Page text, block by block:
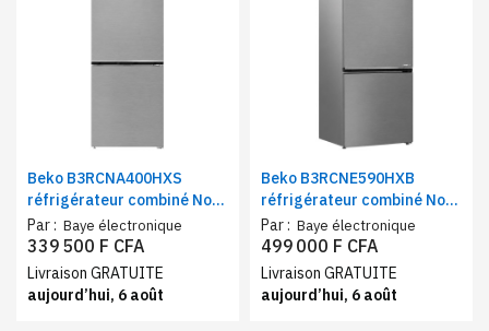
Beko B3RCNA400HXS
réfrigérateur combiné No
Frost 344, 400 et 590 litres
Par : Baye électronique
339 500 F CFA
Livraison GRATUITE
aujourd’hui, 6 août
Beko B3RCNE590HXB
réfrigérateur combiné No
Frost 590 litres | Frigo et
congélateur 3 tiroirs classe
A+
Par : Baye électronique
499 000 F CFA
Livraison GRATUITE
aujourd’hui, 6 août